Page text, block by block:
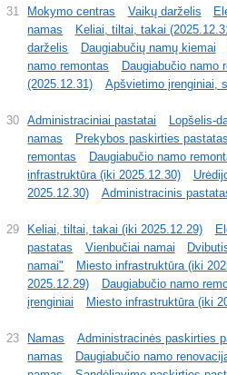
31 Mokymo centras Vaikų darželis
namas
Keliai, tiltai, takai
darželis
Daugiabučių namų kiemai
namo remontas
Daugiabučio namo
(2025.12.31)
Apšvietimo įrenginiai,
30 Administraciniai pastatai Lopšelis-
namas
Prekybos paskirties pastatas
remontas
Daugiabučio namo
infrastruktūra (iki 2025.12.30)
2025.12.30)
Administracinis
29 Keliai, tiltai, takai (iki 2025.12.29)
pastatas
Vienbučiai namai
namai"
Miesto infrastruktūra (iki
2025.12.29)
Daugiabučio namo
įrenginiai
Miesto infrastruktūra (iki
23 Namas Administracinės paskirties
namas
Daugiabučio namo